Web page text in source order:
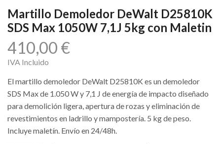
Martillo Demoledor DeWalt D25810K
SDS Max 1050W 7,1J 5kg con Maletin
410,00 €
IVA Incluido
El martillo demoledor DeWalt D25810K es un demoledor
SDS Max de 1.050 W y 7,1 J de energía de impacto diseñado
para demolición ligera, apertura de rozas y eliminación de
revestimientos en ladrillo y mampostería. 5 kg de peso.
Incluye maletín. Envío en 24/48h.